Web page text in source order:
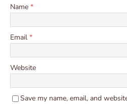
Name *
Email *
Website
Save my name, email, and